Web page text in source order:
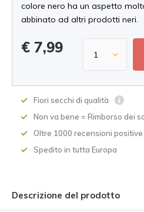
colore nero ha un aspetto
abbinato ad altri prodotti neri.
€ 7,99
Fiori secchi di qualità
Non va bene = Rimborso dei
Oltre 1000 recensioni positive
Spedito in tutta Europa
Descrizione del prodotto